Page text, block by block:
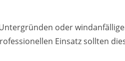
oder
Einsatz sollten